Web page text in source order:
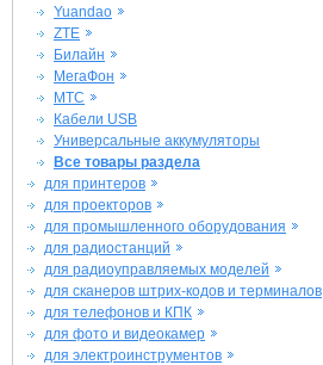
Yuandao
ZTE
Билайн
МегаФон
МТС
Кабели USB
Универсальные аккумуляторы
Все товары раздела
для принтеров
для проекторов
для промышленного оборудования
для радиостанций
для радиоуправляемых моделей
для сканеров штрих-кодов и терминалов
для телефонов и КПК
для фото и видеокамер
для электроинструментов